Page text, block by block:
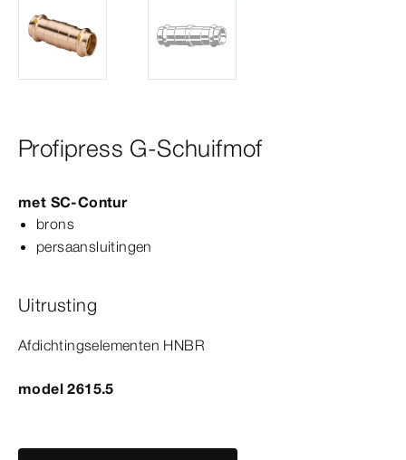
Profipress G-Schuifmof
met SC‑Contur
brons
persaansluitingen
Uitrusting
Afdichtingselementen HNBR
model 2615.5